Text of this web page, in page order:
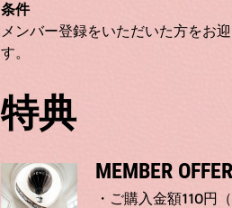
条件
メンバー登録をいただいた方をお
す。
特典
MEMBER OFFER
・ご購入金額110円